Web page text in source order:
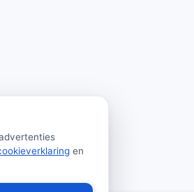
en